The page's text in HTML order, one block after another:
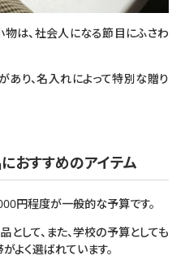
は、社会人になる節目にふさわ
り、名入れによって特別な贈り
おすすめのアイテム
円程度が一般的な予算です。
して、また、学校の予算としても
よく選ばれています。